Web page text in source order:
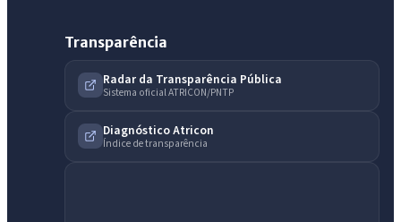
Transparência
Radar da Transparência Pública
Sistema oficial ATRICON/PNTP
Diagnóstico Atricon
Índice de transparência
IntGest AI